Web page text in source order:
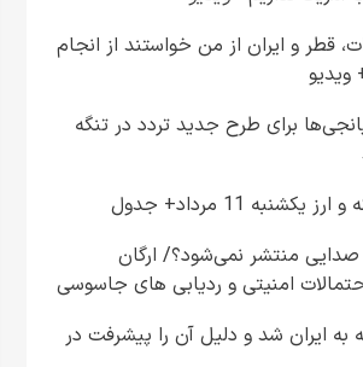
قطر و ایران از من خواستند از انجام
برای طرح جدید تردد در تنگه
11 مرداد+ جدول
منتشر نمی‌شود؟/ ارگان
امنیتی و ردیابی های جاسوسی
مدعی لغو حمله به ایران شد و دلیل آن را پیشرفت در